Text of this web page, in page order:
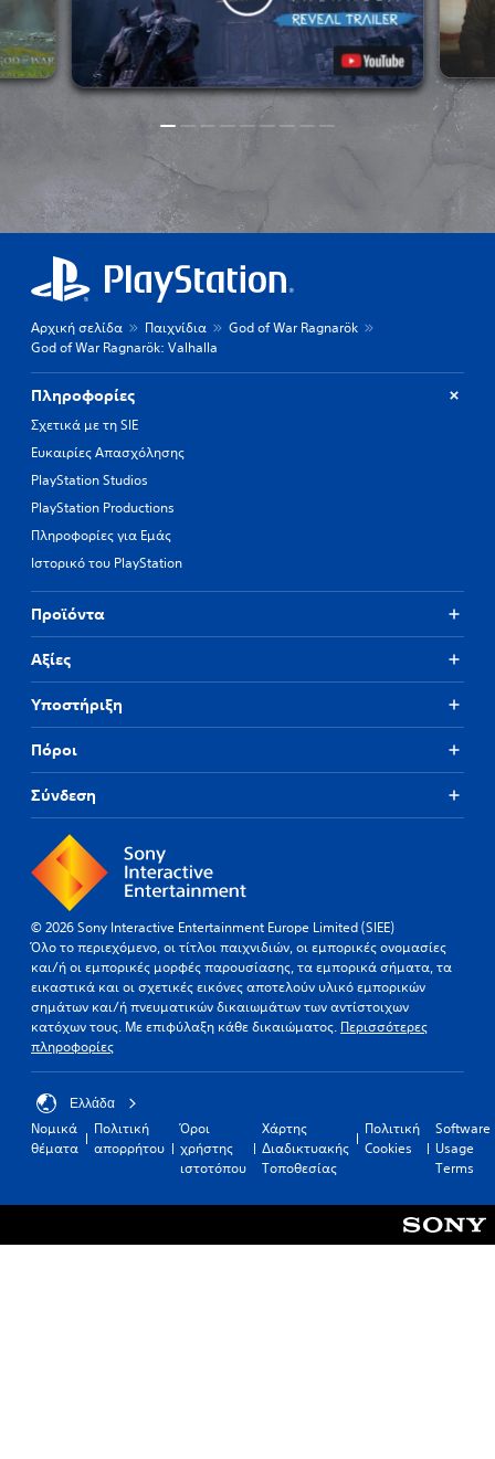
Αρχική σελίδα Παιχνίδια
God of War Ragnarök
God of War Ragnarök: Valhalla
Πληροφορίες
Σχετικά με τη SIE
Ευκαιρίες Απασχόλησης
PlayStation Studios
PlayStation Productions
Πληροφορίες για Εμάς
Ιστορικό του PlayStation
Προϊόντα
Αξίες
Υποστήριξη
Πόροι
Σύνδεση
© 2026 Sony Interactive Entertainment Europe Limited (SIEE)
Όλο το περιεχόμενο, οι τίτλοι παιχνιδιών, οι εμπορικές ονομασίες
και/ή οι εμπορικές μορφές παρουσίασης, τα εμπορικά σήματα, τα
εικαστικά και οι σχετικές εικόνες αποτελούν υλικό εμπορικών
σημάτων και/ή πνευματικών δικαιωμάτων των αντίστοιχων
κατόχων τους. Με επιφύλαξη κάθε δικαιώματος. Περισσότερες
πληροφορίες
Ελλάδα
Νομικά
θέματα
Πολιτική
απορρήτου
Όροι
χρήστης
ιστοτόπου
Χάρτης
Διαδικτυακής
Τοποθεσίας
Πολιτική
Cookies
Software
Usage
Terms